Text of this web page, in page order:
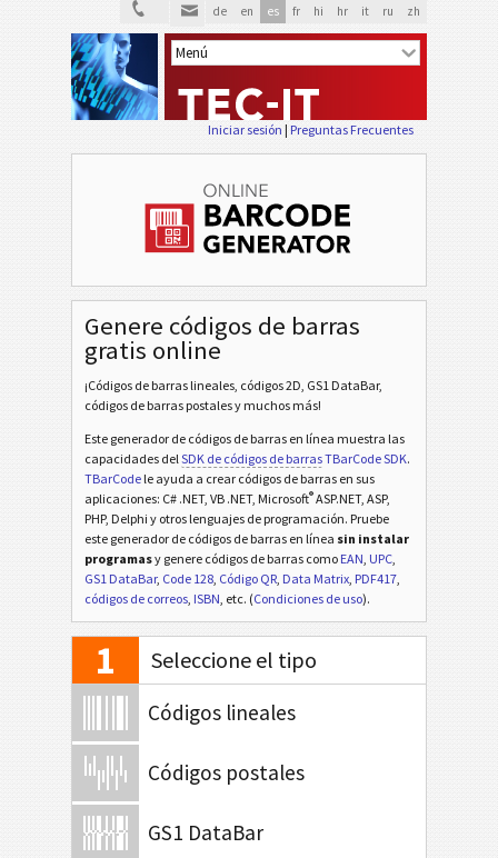
de en es fr hi hr it ru zh
Iniciar sesión | Preguntas Frecuentes
Genere códigos de barras
gratis online
¡Códigos de barras lineales, códigos 2D, GS1 DataBar,
códigos de barras postales y muchos más!
Este generador de códigos de barras en línea muestra las
capacidades delSDK de códigos de barrasTBarCode SDK.
TBarCode le ayuda a crear códigos de barras en sus
aplicaciones: C# .NET, VB .NET, Microsoft®ASP.NET, ASP,
PHP, Delphi y otros lenguajes de programación. Pruebe
este generador de códigos de barras en línea sin instalar
programasy genere códigos de barras como EAN, UPC,
GS1 DataBar, Code 128, Código QR, Data Matrix, PDF417,
códigos de correos, ISBN, etc. (Condiciones de uso).
1 Seleccione el tipo
Códigos lineales
Códigos postales
GS1 DataBar